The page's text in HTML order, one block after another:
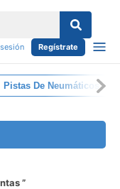
Regístrate
Pistas De Neumáticos